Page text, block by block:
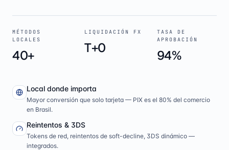
MÉTODOS
LOCALES
40+
LIQUIDACIÓN FX
T+0
TASA DE
APROBACIÓN
94%
Local donde importa
Mayor conversión que solo tarjeta — PIX es el 80% del comercio
en Brasil.
Reintentos & 3DS
Tokens de red, reintentos de soft-decline, 3DS dinámico —
integrados.